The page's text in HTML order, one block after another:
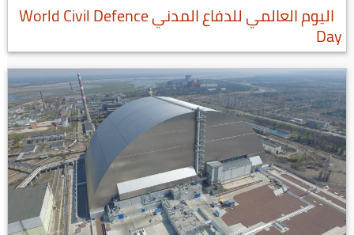
اليوم العالمي للدفاع المدني World Civil Defence
Day